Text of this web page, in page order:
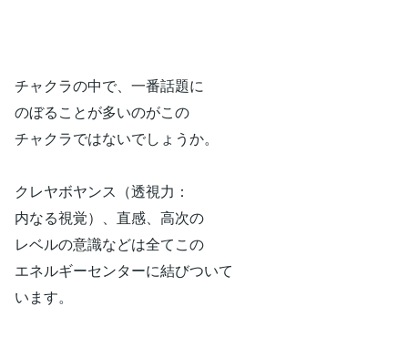
チャクラの中で、一番話題に
のぼることが多いのがこの
チャクラではないでしょうか。
クレヤボヤンス（透視力：
内なる視覚）、直感、高次の
レベルの意識などは全てこの
エネルギーセンターに結びついて
います。